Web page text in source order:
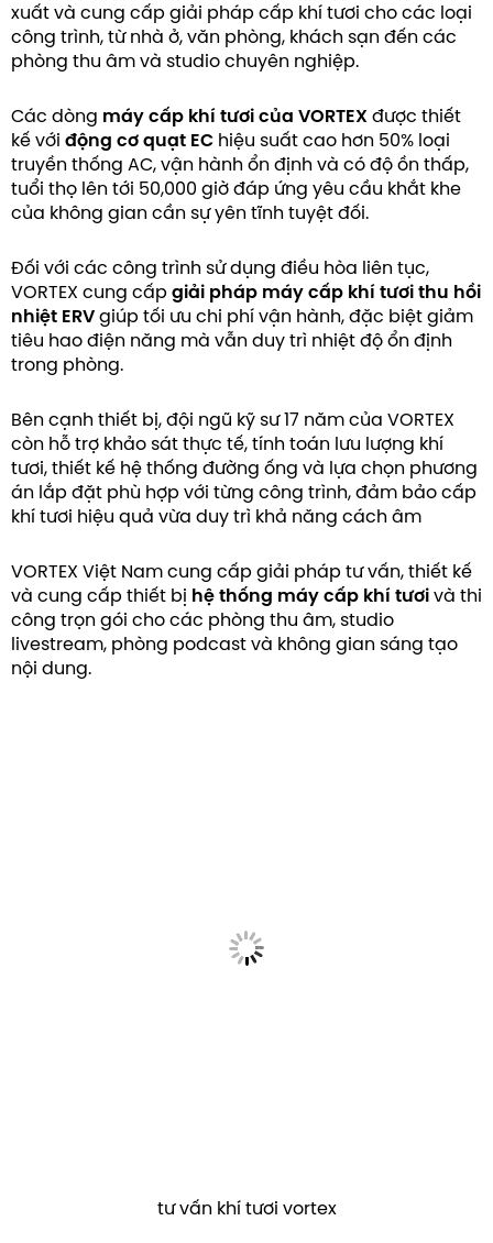
xuất và cung cấp giải pháp cấp khí tươi cho các loại
công trình, từ nhà ở, văn phòng, khách sạn đến các
phòng thu âm và studio chuyên nghiệp.
Các dòng máy cấp khí tươi của VORTEX được thiết
kế với động cơ quạt EC hiệu suất cao hơn 50% loại
truyền thống AC, vận hành ổn định và có độ ồn thấp,
tuổi thọ lên tới 50,000 giờ đáp ứng yêu cầu khắt khe
của không gian cần sự yên tĩnh tuyệt đối.
Đối với các công trình sử dụng điều hòa liên tục,
VORTEX cung cấp giải pháp máy cấp khí tươi thu hồi
nhiệt ERV giúp tối ưu chi phí vận hành, đặc biệt giảm
tiêu hao điện năng mà vẫn duy trì nhiệt độ ổn định
trong phòng.
Bên cạnh thiết bị, đội ngũ kỹ sư 17 năm của VORTEX
còn hỗ trợ khảo sát thực tế, tính toán lưu lượng khí
tươi, thiết kế hệ thống đường ống và lựa chọn phương
án lắp đặt phù hợp với từng công trình, đảm bảo cấp
khí tươi hiệu quả vừa duy trì khả năng cách âm
VORTEX Việt Nam cung cấp giải pháp tư vấn, thiết kế
và cung cấp thiết bị hệ thống máy cấp khí tươi và thi
công trọn gói cho các phòng thu âm, studio
livestream, phòng podcast và không gian sáng tạo
nội dung.
tư vấn khí tươi vortex